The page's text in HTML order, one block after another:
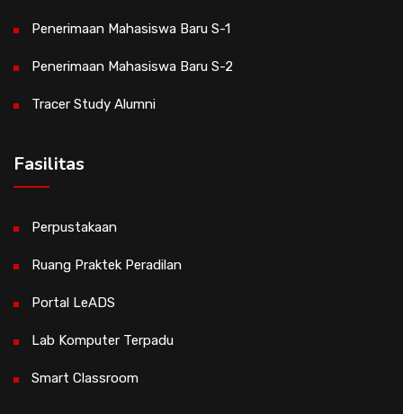
Penerimaan Mahasiswa Baru S-1
Penerimaan Mahasiswa Baru S-2
Tracer Study Alumni
Fasilitas
Perpustakaan
Ruang Praktek Peradilan
Portal LeADS
Lab Komputer Terpadu
Smart Classroom